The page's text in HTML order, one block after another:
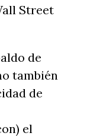
Street
de
también
de
el